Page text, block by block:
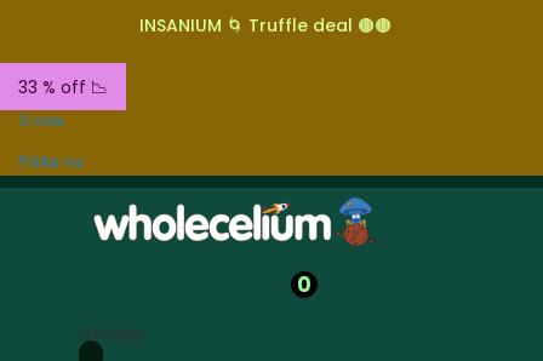
INSANIUM 🌀 Truffle deal 🟤🟤
33 % off 📉
O nas
Pišite na
0
Iskanje